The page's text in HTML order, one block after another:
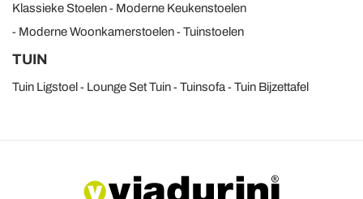
Klassieke Stoelen
Moderne Keukenstoelen
Moderne Woonkamerstoelen
Tuinstoelen
TUIN
Tuin Ligstoel Lounge Set Tuin Tuinsofa Tuin Bijzettafel